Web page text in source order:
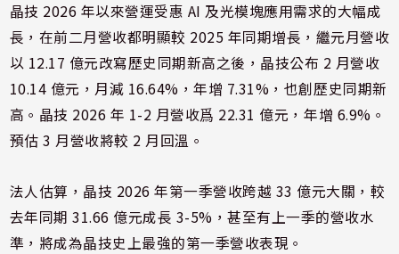
晶技 2026 年以來營運受惠 AI 及光模塊應用需求的大幅成
長，在前二月營收都明顯較 2025 年同期增長，繼元月營收
以 12.17 億元改寫歷史同期新高之後，晶技公布 2 月營收
10.14 億元，月減 16.64%，年增 7.31%，也創歷史同期新
高。晶技 2026 年 1-2 月營收爲 22.31 億元，年增 6.9%。
預估 3 月營收將較 2 月回溫。
法人估算，晶技 2026 年第一季營收跨越 33 億元大關，較
去年同期 31.66 億元成長 3-5%，甚至有上一季的營收水
準，將成為晶技史上最強的第一季營收表現。